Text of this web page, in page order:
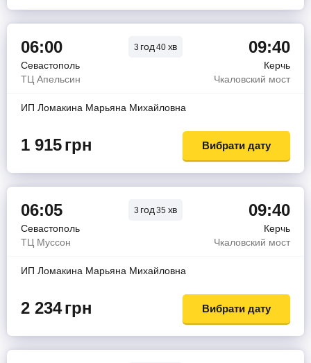
06:00 3 год40 хв 09:40
Севастополь
Керчь
ТЦ Апельсин
Чкаловский мост
ИП Ломакина Марьяна Михайловна
1 915грн Вибрати дату
06:05 3 год35 хв 09:40
Севастополь
Керчь
ТЦ Муссон
Чкаловский мост
ИП Ломакина Марьяна Михайловна
2 234грн Вибрати дату